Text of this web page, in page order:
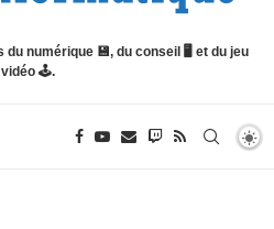
du numérique 💾, du conseil 🖥️ et du jeu
vidéo 🕹️.